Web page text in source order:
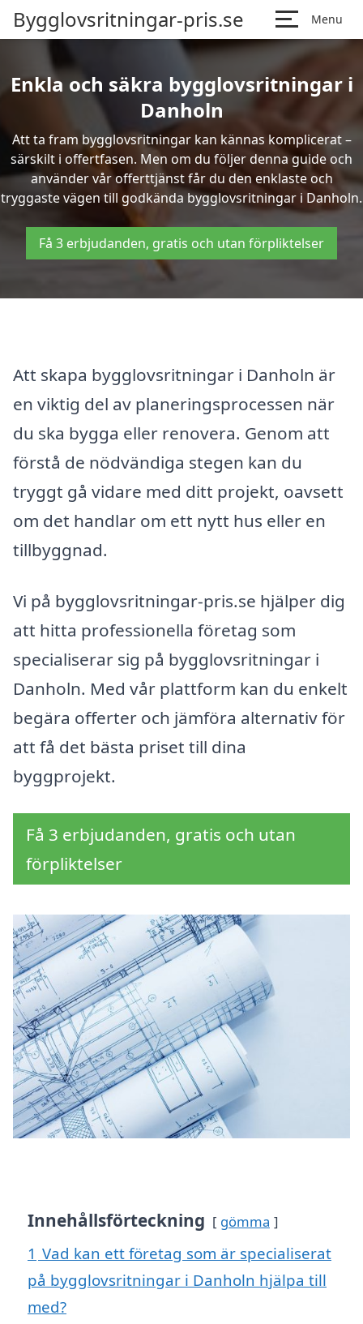
Bygglovsritningar-pris.se Menu
Enkla och säkra bygglovsritningar i
Danholn
Att ta fram bygglovsritningar kan kännas komplicerat –
särskilt i offertfasen. Men om du följer denna guide och
använder vår offerttjänst får du den enklaste och
tryggaste vägen till godkända bygglovsritningar i Danholn.
Få 3 erbjudanden, gratis och utan förpliktelser
Att skapa bygglovsritningar i Danholn är
en viktig del av planeringsprocessen när
du ska bygga eller renovera. Genom att
förstå de nödvändiga stegen kan du
tryggt gå vidare med ditt projekt, oavsett
om det handlar om ett nytt hus eller en
tillbyggnad.
Vi på bygglovsritningar-pris.se hjälper dig
att hitta professionella företag som
specialiserar sig på bygglovsritningar i
Danholn. Med vår plattform kan du enkelt
begära offerter och jämföra alternativ för
att få det bästa priset till dina
byggprojekt.
Få 3 erbjudanden, gratis och utan
förpliktelser
Innehållsförteckning gömma
1 Vad kan ett företag som är specialiserat
på bygglovsritningar i Danholn hjälpa till
med?